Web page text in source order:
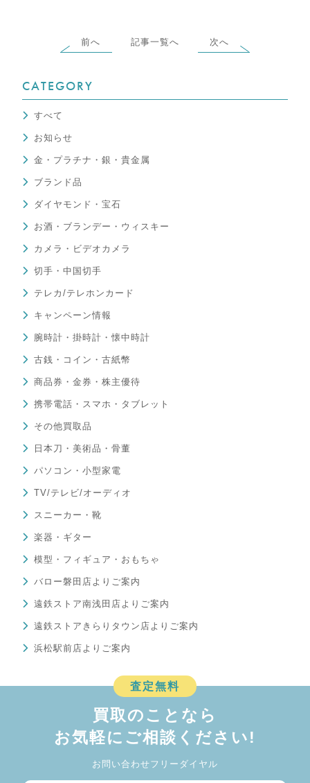
前へ 記事一覧へ 次へ
CATEGORY
すべて
お知らせ
金・プラチナ・銀・貴金属
ブランド品
ダイヤモンド・宝石
お酒・ブランデー・ウィスキー
カメラ・ビデオカメラ
切手・中国切手
テレカ/テレホンカード
キャンペーン情報
腕時計・掛時計・懐中時計
古銭・コイン・古紙幣
商品券・金券・株主優待
携帯電話・スマホ・タブレット
その他買取品
日本刀・美術品・骨董
パソコン・小型家電
TV/テレビ/オーディオ
スニーカー・靴
楽器・ギター
模型・フィギュア・おもちゃ
バロー磐田店よりご案内
遠鉄ストア南浅田店よりご案内
遠鉄ストアきらりタウン店よりご案内
浜松駅前店よりご案内
査定無料
買取のことなら
お気軽にご相談ください!
お問い合わせフリーダイヤル